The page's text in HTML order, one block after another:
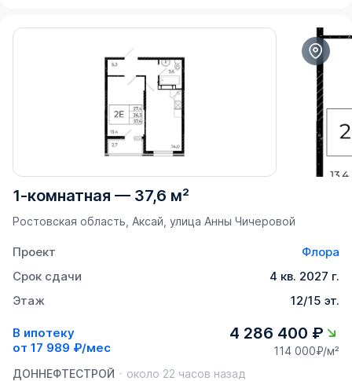
1-комнатная — 37,6 м²
Ростовская область, Аксай, улица Анны Чичеровой
Проект
Флора
Срок сдачи
4 кв. 2027 г.
Этаж
12/15 эт.
В ипотеку
от 17 989 ₽/мес
4 286 400 ₽
114 000₽/м²
ДОННЕФТЕСТРОЙ
около 22 часов назад